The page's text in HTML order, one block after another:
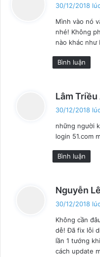
30/12/2018
Mình vào nó
nhé! Không
nào khác như
Bình luận
Lâm Triều
30/12/2018
những người
login 51.com
Bình luận
Nguyễn
30/12/2018
Không cần
dễ! Đã fix lỗi
lần 1 tướng
cách update